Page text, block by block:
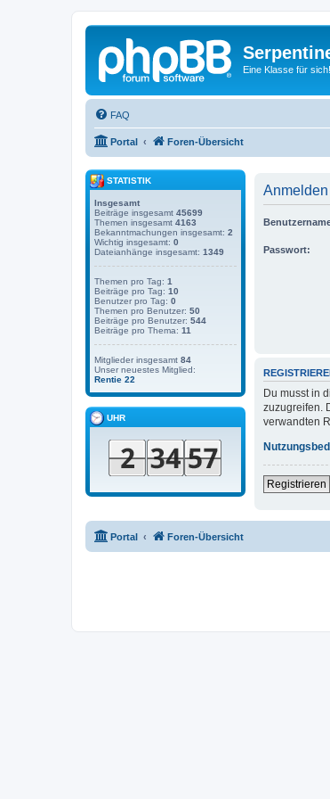
Eine Klasse für sich!
FAQ
Portal Foren-Übersicht
Anmelden
Passwort:
Du musst in
zuzugreifen.
verwandten
Registrieren
STATISTIK
Insgesamt
Beiträge insgesamt 45699
Themen insgesamt 4163
Bekanntmachungen insgesamt: 2
Wichtig insgesamt: 0
Dateianhänge insgesamt: 1349
Themen pro Tag: 1
Beiträge pro Tag: 10
Benutzer pro Tag: 0
Themen pro Benutzer: 50
Beiträge pro Benutzer: 544
Beiträge pro Thema: 11
Mitglieder insgesamt 84
Unser neuestes Mitglied:
Rentie 22
UHR
Portal Foren-Übersicht